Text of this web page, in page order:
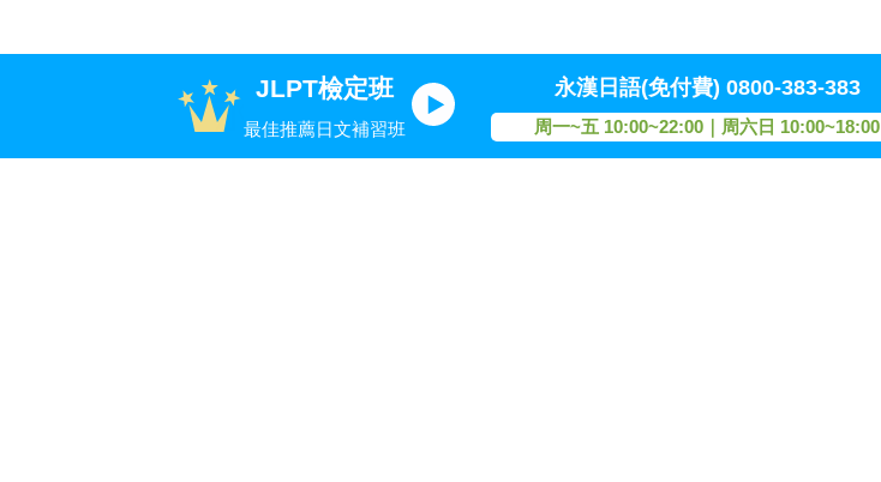
JLPT檢定班
最佳推薦日文補習班
永漢日語(免付費) 0800-383-383
周一~五 10:00~22:00｜周六日 10:00~18:00